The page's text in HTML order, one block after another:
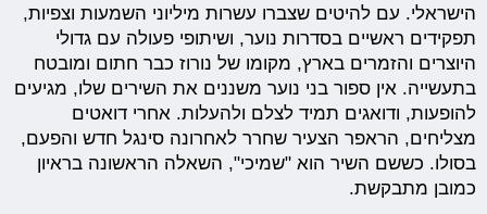
הישראלי. עם להיטים שצברו עשרות מיליוני השמעות וצפיות,
תפקידים ראשיים בסדרות נוער, ושיתופי פעולה עם גדולי
היוצרים והזמרים בארץ, מקומו של נורוז כבר חתום ומובטח
בתעשייה. אין ספור בני נוער משננים את השירים שלו, מגיעים
להופעות, ודואגים תמיד לצלם ולהעלות. אחרי דואטים
מצליחים, הראפר הצעיר שחרר לאחרונה סינגל חדש והפעם,
בסולו. כששם השיר הוא "שמיכי", השאלה הראשונה בראיון
כמובן מתבקשת.